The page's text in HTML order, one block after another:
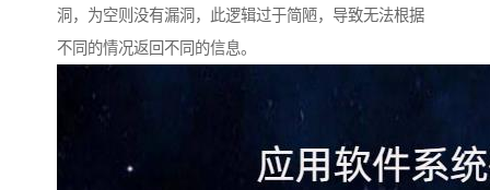
洞，为空则没有漏洞，此逻辑过于简陋，导致无法根据
不同的情况返回不同的信息。